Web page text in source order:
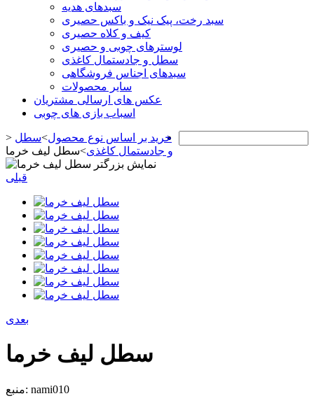
سبدهای هدیه
سبد رخت، پیک نیک و باکس حصیری
کیف و کلاه حصیری
لوسترهای چوبی و حصیری
سطل و جادستمال کاغذی
سبدهای اجناس فروشگاهی
سایر محصولات
عکس های ارسالی مشتریان
اسباب بازی های چوبی
> خرید بر اساس نوع محصول>سطل
و جادستمال کاغذی>سطل لیف خرما
نمایش بزرگتر
قبلی
بعدی
سطل لیف خرما
منبع: nami010